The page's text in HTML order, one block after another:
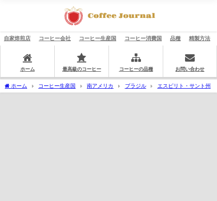
自家焙煎店 コーヒー会社 コーヒー生産国 コーヒー消費国 品種 精製方法
ホーム 最高級のコーヒー コーヒーの品種 お問い合わせ
ホーム コーヒー生産国 南アメリカ ブラジル エスピリト・サント州